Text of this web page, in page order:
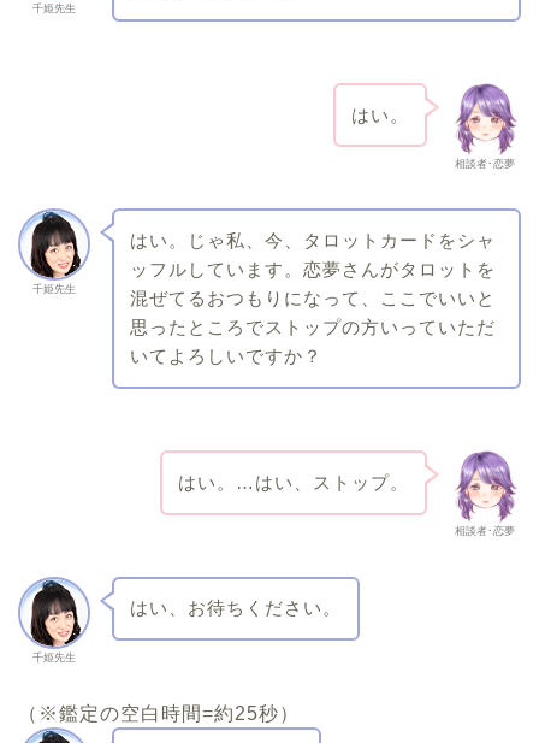
千姫先生
相談者･恋夢
はい。
千姫先生
はい。じゃ私、今、タロットカードをシャ
ッフルしています。恋夢さんがタロットを
混ぜてるおつもりになって、ここでいいと
思ったところでストップの方いっていただ
いてよろしいですか？
相談者･恋夢
はい。…はい、ストップ。
千姫先生
はい、お待ちください。
（※鑑定の空白時間=約25秒）